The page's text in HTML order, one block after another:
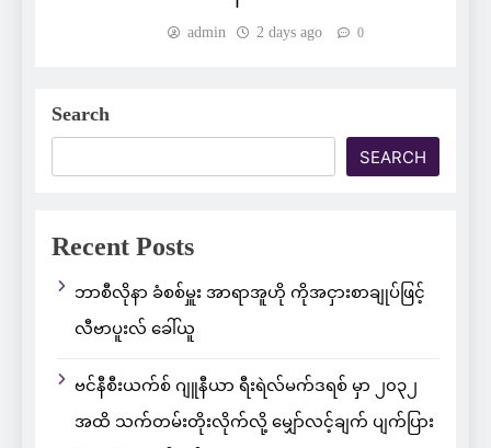
admin 2 days ago 0
Search
SEARCH
Recent Posts
ဘာစီလိုနာ ခံစစ်မှူး အာရာအူဟို ကိုအငှားစာချုပ်ဖြင့်
လီဗာပူးလ် ခေါ်ယူ
ဗင်နီစီးယက်စ် ဂျူနီယာ ရီးရဲလ်မက်ဒရစ် မှာ ၂၀၃၂
အထိ သက်တမ်းတိုးလိုက်လို့ မျှော်လင့်ချက် ပျက်ပြား